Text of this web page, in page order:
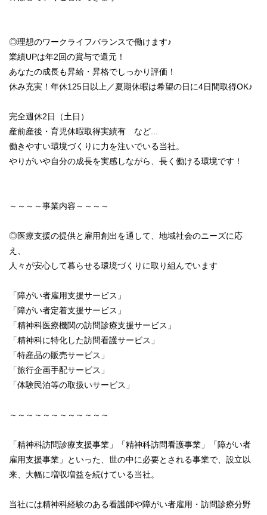
◎理想のワークライフバランスで働けます♪
業績UPは年2回の賞与で還元！
あなたの成長も昇給・昇格でしっかり評価！
休み充実！年休125日以上／夏期休暇は希望の日に4日間取得OK♪
完全週休2日（土日）
産前産後・育児休暇取得実績有 など...
働きやすい環境づくりに力を注いでいる当社。
やりがいや自分の成長を実感しながら、長く働ける環境です！
～～～～事業内容～～～～
◎医療支援の提供と雇用創出を通して、地域社会のニーズに応
え、
人々が安心して暮らせる環境づくりに取り組んでいます
「障がい者雇用支援サービス」
「障がい者定着支援サービス」
「精神科医療機関の訪問診療支援サービス」
「精神科に特化した訪問看護サービス」
「特産品の販売サービス」
「旅行企画手配サービス」
「体験民泊等の取扱いサービス」
～～～～～～～～～～～～
「精神科訪問診療支援事業」「精神科訪問看護事業」「障がい者
雇用支援事業」といった、世の中に必要とされる事業で、設立以
来、大幅に増収増益を続けている当社。
当社には精神科経験のある看護師や障がい者雇用・訪問診療分野